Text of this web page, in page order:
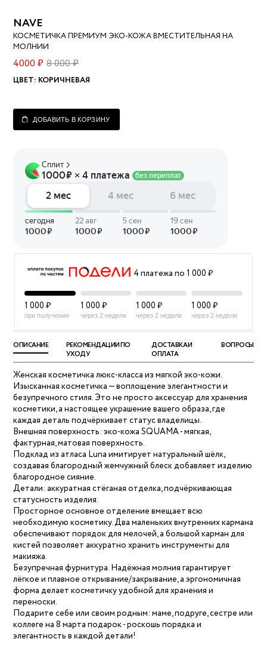
NAVE
КОСМЕТИЧКА ПРЕМИУМ ЭКО-КОЖА ВМЕСТИТЕЛЬНАЯ НА
МОЛНИИ
4000 ₽ 8 000 ₽
ЦВЕТ: КОРИЧНЕВАЯ
ДОБАВИТЬ В КОРЗИНУ
4 платежа по 1 000 ₽
1 000 ₽
при получении
1 000 ₽
через 2 недели
1 000 ₽
через 2 недели
1 000 ₽
через 2 недели
ОПИСАНИЕ
РЕКОМЕНДАЦИИ ПО
УХОДУ
ДОСТАВКА И
ОПЛАТА
ВОПРОСЫ
Женская косметичка люкс‑класса из мягкой эко-кожи.
Изысканная косметичка — воплощение элегантности и
безупречного стиля. Это не просто аксессуар для хранения
косметики, а настоящее украшение вашего образа, где
каждая деталь подчёркивает статус владелицы.
Внешняя поверхность: эко-кожа SQUAMA - мягкая,
фактурная, матовая поверхность.
Подклад из атласа Luna имитирует натуральный шёлк,
создавая благородный жемчужный блеск добавляет изделию
благородное сияние.
Детали: аккуратная стёганая отделка, подчёркивающая
статусность изделия.
Просторное основное отделение вмещает всю
необходимую косметику. Два маленьких внутренних кармана
обеспечивают порядок для мелочей, а большой карман для
кистей позволяет аккуратно хранить инструменты для
макияжа.
Безупречная фурнитура. Надёжная молния гарантирует
лёгкое и плавное открывание/закрывание, а эргономичная
форма делает косметичку удобной для хранения и
переноски.
Подарите себе или своим родным: маме, подруге, сестре или
коллеге на 8 марта подарок - роскошь порядка и
элегантность в каждой детали!